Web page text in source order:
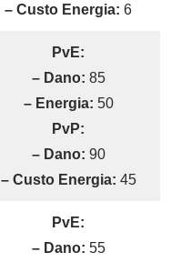
– Custo Energia: 6
PvE:
– Dano: 85
– Energia: 50
PvP:
– Dano: 90
– Custo Energia: 45
PvE:
– Dano: 55